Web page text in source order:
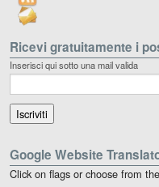
Ricevi gratuitamente i
Inserisci qui sotto una mail valida
Google Website
Click on flags or choose from